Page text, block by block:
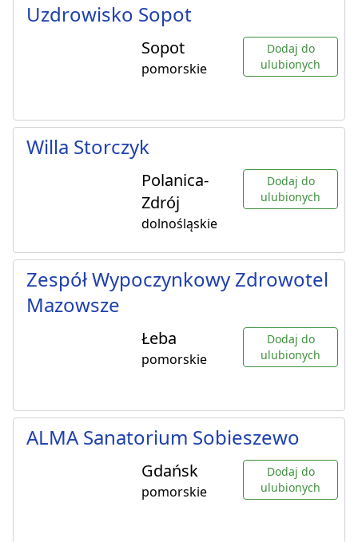
Uzdrowisko Sopot
Sopot
pomorskie
Dodaj do
ulubionych
Willa Storczyk
Polanica-
Zdrój
dolnośląskie
Dodaj do
ulubionych
Zespół Wypoczynkowy Zdrowotel
Mazowsze
Łeba
pomorskie
Dodaj do
ulubionych
ALMA Sanatorium Sobieszewo
Gdańsk
pomorskie
Dodaj do
ulubionych